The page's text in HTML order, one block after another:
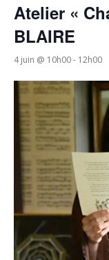
CONTACTEZ-
Atelier «
BLAIRE
4 juin @ 10h00- 12h00